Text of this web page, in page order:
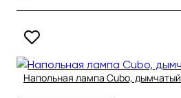
Напольная лампа Cubo, дымчатый